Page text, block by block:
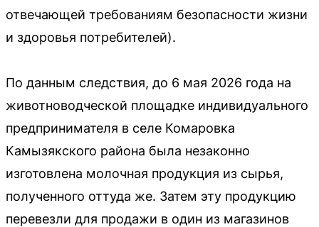
отвечающей требованиям безопасности жизни
и здоровья потребителей).
По данным следствия, до 6 мая 2026 года на
животноводческой площадке индивидуального
предпринимателя в селе Комаровка
Камызякского района была незаконно
изготовлена молочная продукция из сырья,
полученного оттуда же. Затем эту продукцию
перевезли для продажи в один из магазинов